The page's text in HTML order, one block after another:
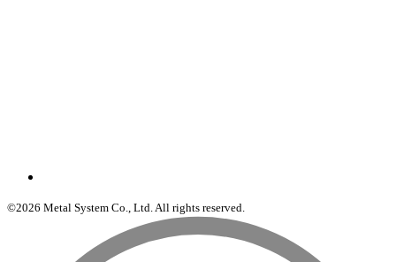
©2026 Metal System Co., Ltd. All rights reserved.